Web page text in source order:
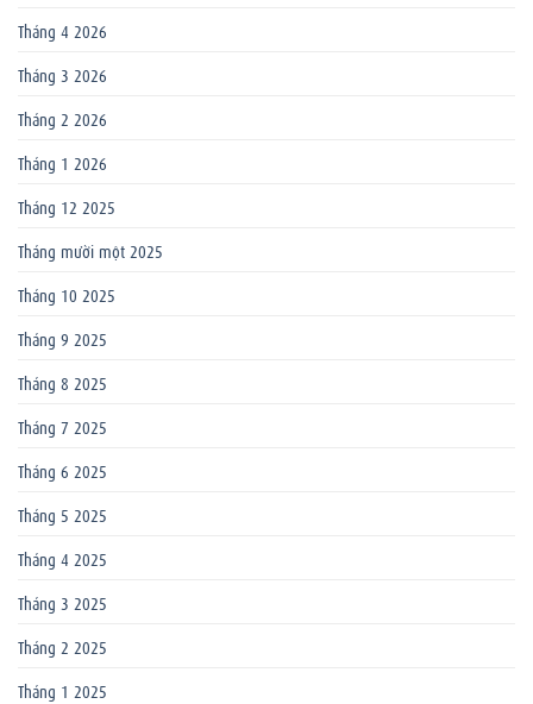
Tháng 4 2026
Tháng 3 2026
Tháng 2 2026
Tháng 1 2026
Tháng 12 2025
Tháng mười một 2025
Tháng 10 2025
Tháng 9 2025
Tháng 8 2025
Tháng 7 2025
Tháng 6 2025
Tháng 5 2025
Tháng 4 2025
Tháng 3 2025
Tháng 2 2025
Tháng 1 2025